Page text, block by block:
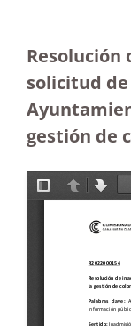
Resolución
solicitud
gestión de